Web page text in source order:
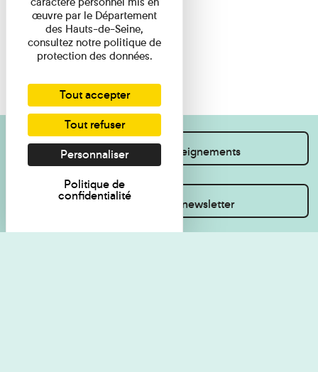
Je souhaite des renseignements
Inscrivez-vous à la newsletter
œuvre par le Département
des Hauts-de-Seine,
consultez notre politique de
protection des données.
Tout accepter
Tout refuser
Personnaliser
Politique de
confidentialité